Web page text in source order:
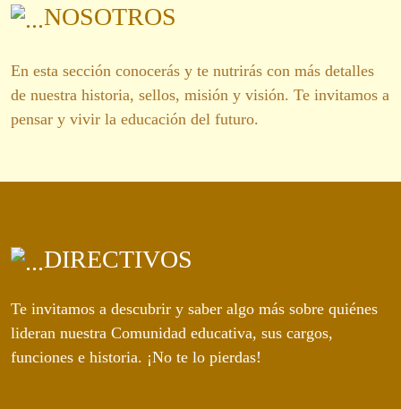
NOSOTROS
En esta sección conocerás y te nutrirás con más detalles
de nuestra historia, sellos, misión y visión. Te invitamos a
pensar y vivir la educación del futuro.
DIRECTIVOS
Te invitamos a descubrir y saber algo más sobre quiénes
lideran nuestra Comunidad educativa, sus cargos,
funciones e historia. ¡No te lo pierdas!